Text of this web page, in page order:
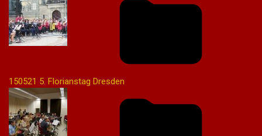
150521 5. Florianstag Dresden